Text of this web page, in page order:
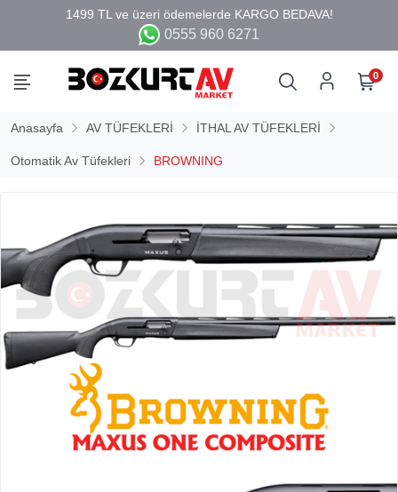
0555 960 6271
0
Anasayfa AV TÜFEKLERİ İTHAL AV TÜFEKLERİ
Otomatik Av Tüfekleri BROWNING